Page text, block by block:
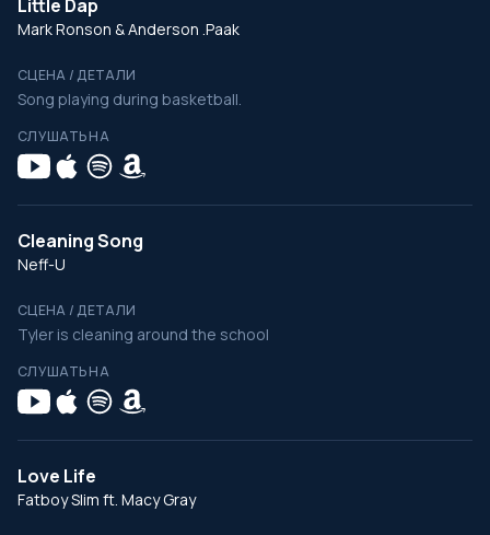
Little Dap
Mark Ronson & Anderson .Paak
СЦЕНА / ДЕТАЛИ
Song playing during basketball.
СЛУШАТЬ НА
Cleaning Song
Neff-U
СЦЕНА / ДЕТАЛИ
Tyler is cleaning around the school
СЛУШАТЬ НА
Love Life
Fatboy Slim ft. Macy Gray